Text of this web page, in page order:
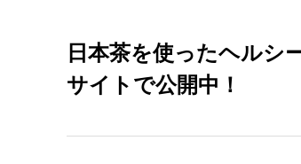
日本茶を使ったヘルシ
サイトで公開中！